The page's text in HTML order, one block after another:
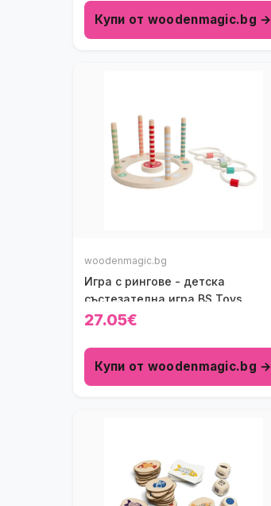
Купи от woodenmagic.bg →
woodenmagic.bg
Игра с рингове - детска
състезателна игра BS Toys
27.05€
Купи от woodenmagic.bg →